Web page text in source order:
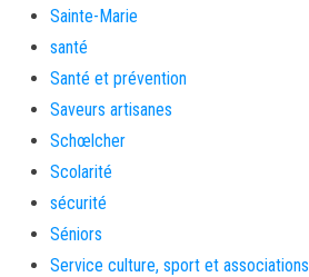
Sainte-Marie
santé
Santé et prévention
Saveurs artisanes
Schœlcher
Scolarité
sécurité
Séniors
Service culture, sport et associations